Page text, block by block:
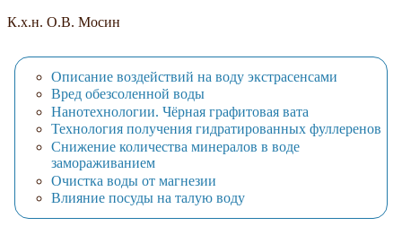
К.х.н. О.В. Мосин
Описание воздействий на воду экстрасенсами
Вред обезсоленной воды
Нанотехнологии. Чёрная графитовая вата
Технология получения гидратированных фуллеренов
Снижение количества минералов в воде
замораживанием
Очистка воды от магнезии
Влияние посуды на талую воду